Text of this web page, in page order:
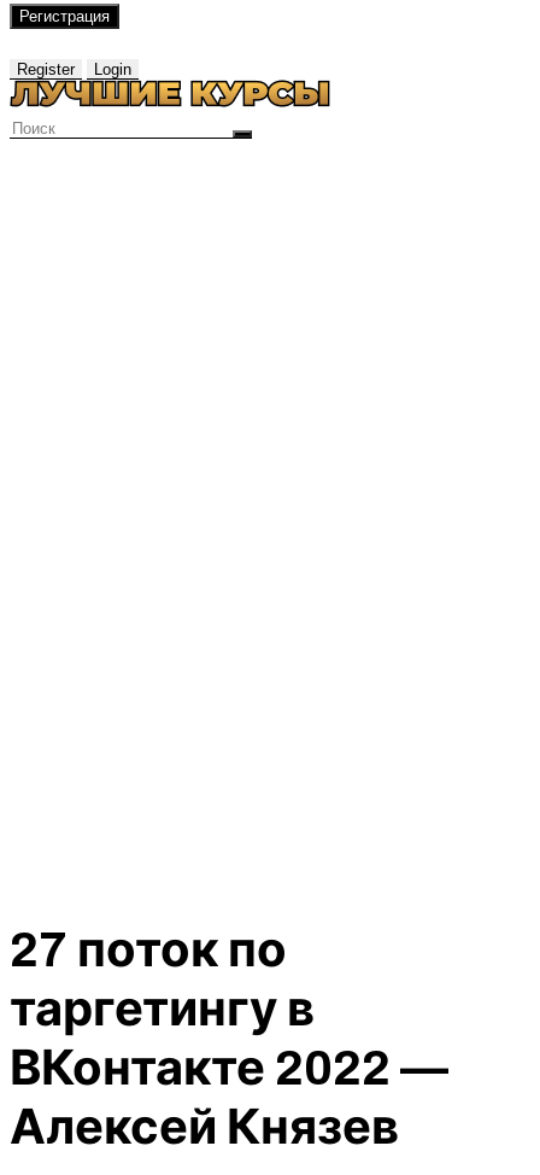
Регистрация
Register Login
27 поток по
таргетингу в
ВКонтакте 2022 —
Алексей Князев